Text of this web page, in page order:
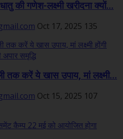
की गणेश-लक्ष्मी खरीदना क्यों...
Oct 17, 2025 135
तक करें ये खास उपाय, मां लक्ष्मी...
Oct 15, 2025 107